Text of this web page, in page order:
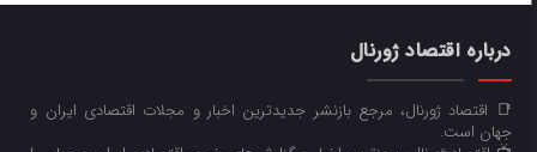
درباره اقتصاد ژورنال
📑 اقتصاد ژورنال، مرجع بازنشر جدیدترین اخبار و مجلات اقتصادی ایران و
جهان است.